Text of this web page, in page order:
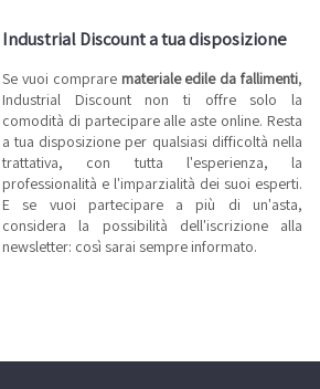
Industrial Discount a tua disposizione
Se vuoi comprare materiale edile da fallimenti,
Industrial Discount non ti offre solo la
comodità di partecipare alle aste online. Resta
a tua disposizione per qualsiasi difficoltà nella
trattativa, con tutta l'esperienza, la
professionalità e l'imparzialità dei suoi esperti.
E se vuoi partecipare a più di un'asta,
considera la possibilità dell'iscrizione alla
newsletter: così sarai sempre informato.